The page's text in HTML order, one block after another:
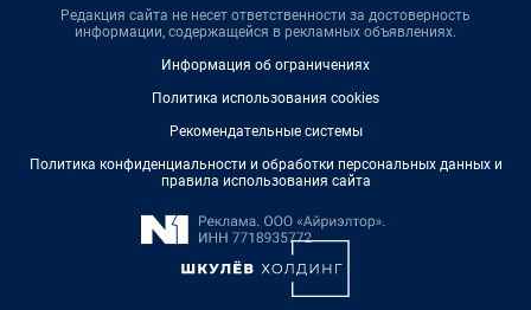
Редакция сайта не несет ответственности за достоверность
информации, содержащейся в рекламных объявлениях.
Информация об ограничениях
Политика использования cookies
Рекомендательные системы
Политика конфиденциальности и обработки персональных данных и
правила использования сайта